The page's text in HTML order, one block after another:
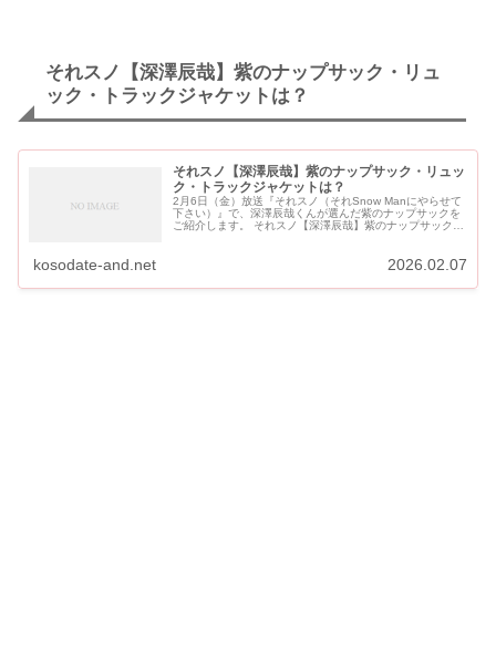
それスノ【深澤辰哉】紫のナップサック・リュ
ック・トラックジャケットは？
それスノ【深澤辰哉】紫のナップサック・リュッ
ク・トラックジャケットは？
2月6日（金）放送『それスノ（それSnow Manにやらせて
下さい）』で、深澤辰哉くんが選んだ紫のナップサックを
ご紹介します。 それスノ【深澤辰哉】紫のナップサック・
kosodate-and.net 2026.02.07